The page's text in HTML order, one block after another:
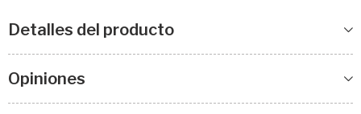
Detalles del producto
Opiniones